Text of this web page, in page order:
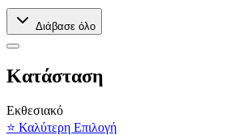
Διάβασε όλο
Kατάσταση
Εκθεσιακό
⭐ Καλύτερη Επιλογή